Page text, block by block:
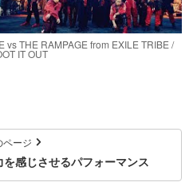
vs THE RAMPAGE from EXILE TRIBE /
IT OUT
ページ
感じさせるパフォーマンス